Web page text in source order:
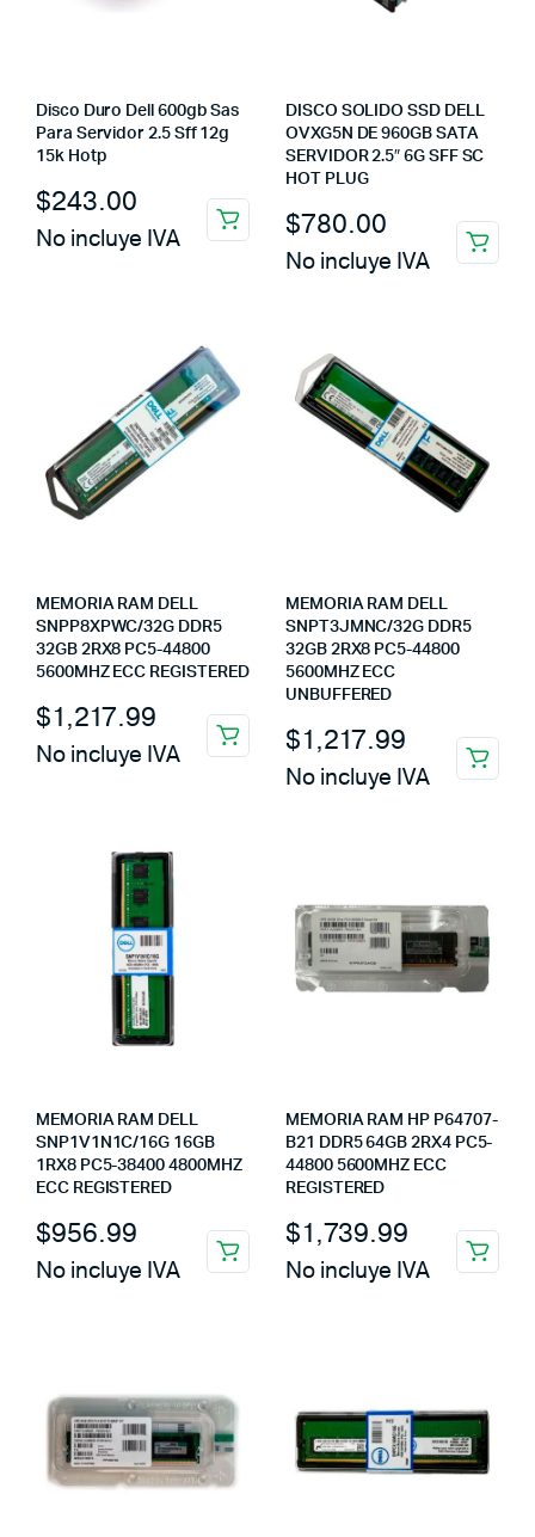
Disco Duro Dell 600gb Sas
Para Servidor 2.5 Sff 12g
15k Hotp
$243.00
No incluye IVA
DISCO SOLIDO SSD DELL
OVXG5N DE 960GB SATA
SERVIDOR 2.5″ 6G SFF SC
HOT PLUG
$780.00
No incluye IVA
MEMORIA RAM DELL
SNPP8XPWC/32G DDR5
32GB 2RX8 PC5-44800
5600MHZ ECC REGISTERED
$1,217.99
No incluye IVA
MEMORIA RAM DELL
SNPT3JMNC/32G DDR5
32GB 2RX8 PC5-44800
5600MHZ ECC
UNBUFFERED
$1,217.99
No incluye IVA
MEMORIA RAM DELL
SNP1V1N1C/16G 16GB
1RX8 PC5-38400 4800MHZ
ECC REGISTERED
$956.99
No incluye IVA
MEMORIA RAM HP P64707-
B21 DDR5 64GB 2RX4 PC5-
44800 5600MHZ ECC
REGISTERED
$1,739.99
No incluye IVA